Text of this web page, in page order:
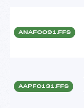
ANAF0091.FFS
AAPF0131.FFS